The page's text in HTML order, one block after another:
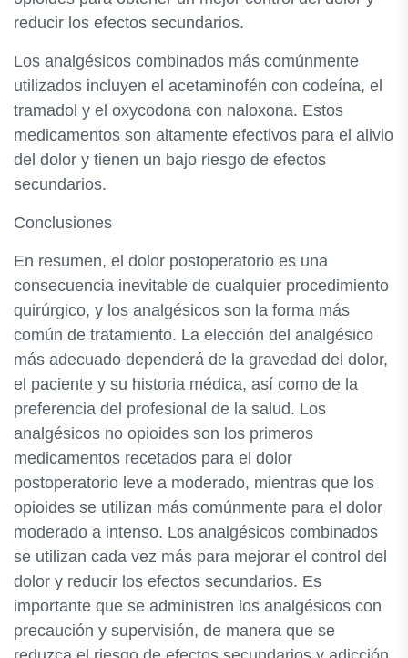
reducir los efectos secundarios.
Los analgésicos combinados más comúnmente
utilizados incluyen el acetaminofén con codeína, el
tramadol y el oxycodona con naloxona. Estos
medicamentos son altamente efectivos para el alivio
del dolor y tienen un bajo riesgo de efectos
secundarios.
Conclusiones
En resumen, el dolor postoperatorio es una
consecuencia inevitable de cualquier procedimiento
quirúrgico, y los analgésicos son la forma más
común de tratamiento. La elección del analgésico
más adecuado dependerá de la gravedad del dolor,
el paciente y su historia médica, así como de la
preferencia del profesional de la salud. Los
analgésicos no opioides son los primeros
medicamentos recetados para el dolor
postoperatorio leve a moderado, mientras que los
opioides se utilizan más comúnmente para el dolor
moderado a intenso. Los analgésicos combinados
se utilizan cada vez más para mejorar el control del
dolor y reducir los efectos secundarios. Es
importante que se administren los analgésicos con
precaución y supervisión, de manera que se